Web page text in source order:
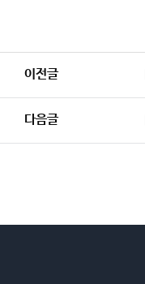
이전글
다음글